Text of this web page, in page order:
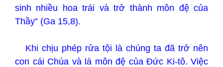
sinh nhiều hoa trái và trở thành môn đệ của
Thầy” (Ga 15,8).
Khi chịu phép rửa tội là chúng ta đã trở nên
con cái Chúa và là môn đệ của Đức Ki-tô. Việc